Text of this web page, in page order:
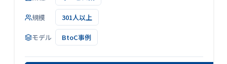
規模 301人以上
モデル BtoC事例